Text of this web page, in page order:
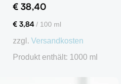
€ 38,40
€ 3,84 / 100 ml
zzgl. Versandkosten
Produkt enthält: 1000 ml